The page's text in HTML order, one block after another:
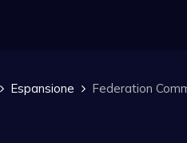
Espansione Federation